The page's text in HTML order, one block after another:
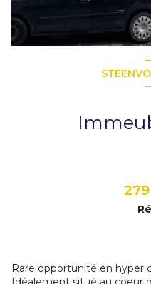
Rare opportunité en hyper